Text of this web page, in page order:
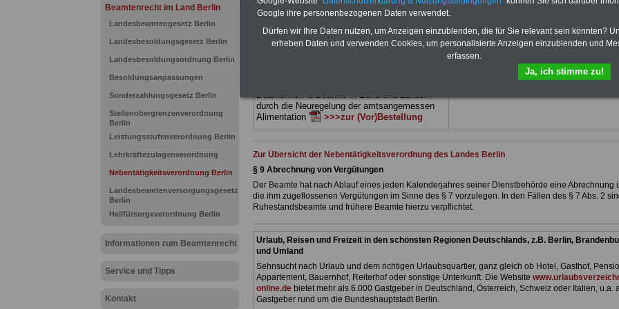
Beamtenrecht im Land Berlin
Landesbeamtengesetz Berlin
Landesbesoldungsgesetz Berlin
Landesbesoldungsordnung Berlin
Besoldungsanpassungen
Sonderzahlungsgesetz Berlin
Stellenobergrenzenverordnung
Berlin
Leistungsstufenverordnung Berlin
Lehrkräftezulagenverordnung
Nebentätigkeitsverordnung Berlin
Landesbeamtenversorgungsgesetz
Berlin
Heilfürsorgeverordnung Berlin
Informationen zum Beamtenrecht
Service und Tipps
Kontakt
gegliedert und erläutern auch komp-lizierte
Sachverhalte verständlich (auch für Mitarbei-
Dienstes im Land
Berlingeeignet)BEHÖRDEN-ABO>>>hier
Beamtinnen & Beamte in Bund und Ländern
durch die Neuregelung der amtsangemessen
Alimentation
>>>zur (Vor)Bestellung
Land Berlingeeignet: die Bücher
Nebentätigkeitsrecht, Frauen im öffentl.
und Berufseinstieg im öffentlichen
kann die eBooks herunterladen,
>>>mehr Informationen
Zur Übersicht der Nebentätigkeitsverordnung des Landes Berlin
§ 9 Abrechnung von Vergütungen
Der Beamte hat nach Ablauf eines jeden Kalenderjahres seiner Dienstbehörde eine Abrechnung
die ihm zugeflossenen Vergütungen im Sinne des § 7 vorzulegen. In den Fällen des § 7 Abs. 2
Ruhestandsbeamte und frühere Beamte hierzu verpflichtet.
Urlaub, Reisen und Freizeit in den schönsten Regionen Deutschlands, z.B. Berlin,
und Umland
Sehnsucht nach Urlaub und dem richtigen Urlaubsquartier, ganz gleich ob Hotel, Gasthof,
Appartement, Bauernhof, Reiterhof oder sonstige Unterkunft. Die Website
online.debietet mehr als 6.000 Gastgeber in Deutschland, Österreich, Schweiz oder Italien, u.a.
Gastgeber rund um die Bundeshauptstadt Berlin.
Google ihre personenbezogenen Daten verwendet.
Dürfen wir Ihre Daten nutzen, um Anzeigen einzublenden, die für Sie relevant sein könnten?
erheben Daten und verwenden Cookies, um personalisierte Anzeigen einzublenden und
erfassen.
Ja, ich stimme zu!